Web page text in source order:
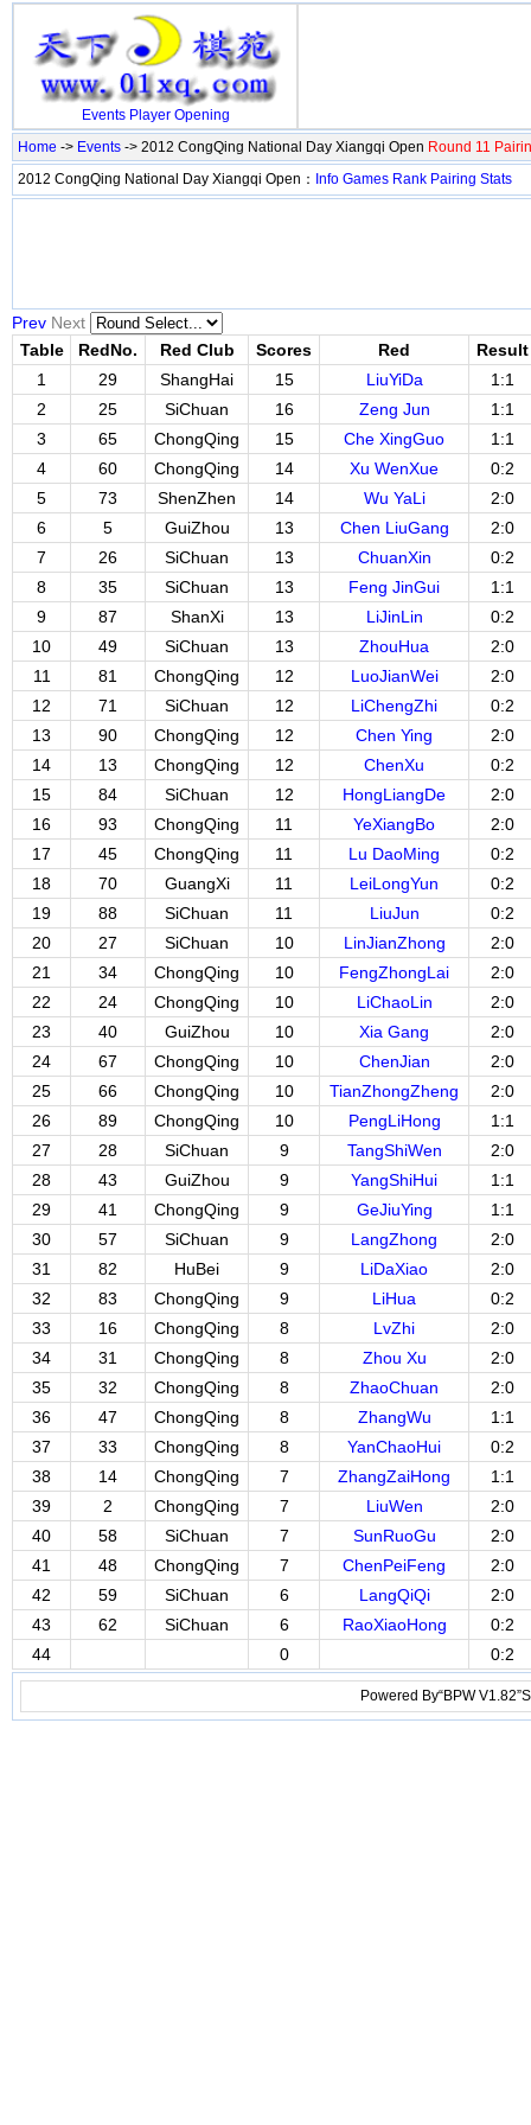
Events Player Opening
Home -> Events -> 2012 CongQing National Day Xiangqi Open Round 11
2012 CongQing National Day Xiangqi Open： Info Games Rank Pairing Stats
Prev Next
Table
RedNo. Red Club Scores Red
Result
1
29 ShangHai 15 LiuYiDa
1:1
2
25 SiChuan 16 Zeng Jun
1:1
3
65 ChongQing 15 Che XingGuo
1:1
4
60 ChongQing 14 Xu WenXue
0:2
5
73 ShenZhen 14 Wu YaLi
2:0
6
5 GuiZhou 13 Chen LiuGang
2:0
7
26 SiChuan 13 ChuanXin
0:2
8
35 SiChuan 13 Feng JinGui
1:1
9
87 ShanXi 13 LiJinLin
0:2
10
49 SiChuan 13 ZhouHua
2:0
11
81 ChongQing 12 LuoJianWei
2:0
12
71 SiChuan 12 LiChengZhi
0:2
13
90 ChongQing 12 Chen Ying
2:0
14
13 ChongQing 12 ChenXu
0:2
15
84 SiChuan 12 HongLiangDe
2:0
16
93 ChongQing 11 YeXiangBo
2:0
17
45 ChongQing 11 Lu DaoMing
0:2
18
70 GuangXi 11 LeiLongYun
0:2
19
88 SiChuan 11 LiuJun
0:2
20
27 SiChuan 10 LinJianZhong
2:0
21
34 ChongQing 10 FengZhongLai
2:0
22
24 ChongQing 10 LiChaoLin
2:0
23
40 GuiZhou 10 Xia Gang
2:0
24
67 ChongQing 10 ChenJian
2:0
25
66 ChongQing 10 TianZhongZheng
2:0
26
89 ChongQing 10 PengLiHong
1:1
27
28 SiChuan 9 TangShiWen
2:0
28
43 GuiZhou 9 YangShiHui
1:1
29
41 ChongQing 9 GeJiuYing
1:1
30
57 SiChuan 9 LangZhong
2:0
31
82 HuBei 9 LiDaXiao
2:0
32
83 ChongQing 9 LiHua
0:2
33
16 ChongQing 8 LvZhi
2:0
34
31 ChongQing 8 Zhou Xu
2:0
35
32 ChongQing 8 ZhaoChuan
2:0
36
47 ChongQing 8 ZhangWu
1:1
37
33 ChongQing 8 YanChaoHui
0:2
38
14 ChongQing 7 ZhangZaiHong
1:1
39
2 ChongQing 7 LiuWen
2:0
40
58 SiChuan 7 SunRuoGu
2:0
41
48 ChongQing 7 ChenPeiFeng
2:0
42
59 SiChuan 6 LangQiQi
2:0
43
62 SiChuan 6 RaoXiaoHong
0:2
44
0 0:2
Powered By“BPW